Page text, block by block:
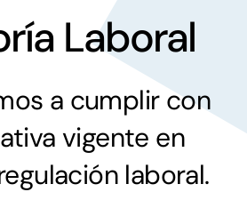
Gestiones
Laboral
a cumplir con
vigente en
laboral.